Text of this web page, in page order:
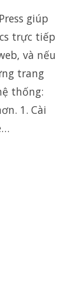
giúp
trực tiếp
và nếu
trang
thống:
1. Cài